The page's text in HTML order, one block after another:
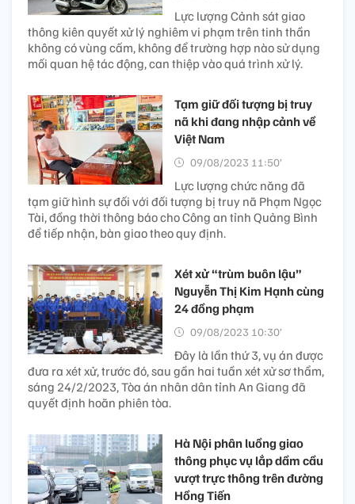
Lực lượng Cảnh sát giao
thông kiên quyết xử lý nghiêm vi phạm trên tinh thần
không có vùng cấm, không để trường hợp nào sử dụng
mối quan hệ tác động, can thiệp vào quá trình xử lý.
Tạm giữ đối tượng bị truy
nã khi đang nhập cảnh về
Việt Nam
09/08/2023 11:50’
Lực lượng chức năng đã
tạm giữ hình sự đối với đối tượng bị truy nã Phạm Ngọc
Tài, đồng thời thông báo cho Công an tỉnh Quảng Bình
để tiếp nhận, bàn giao theo quy định.
Xét xử “trùm buôn lậu”
Nguyễn Thị Kim Hạnh cùng
24 đồng phạm
09/08/2023 10:30’
Đây là lần thứ 3, vụ án được
đưa ra xét xử, trước đó, sau gần hai tuần xét xử sơ thẩm,
sáng 24/2/2023, Tòa án nhân dân tỉnh An Giang đã
quyết định hoãn phiên tòa.
Hà Nội phân luồng giao
thông phục vụ lắp dầm cầu
vượt trực thông trên đường
Hồng Tiến